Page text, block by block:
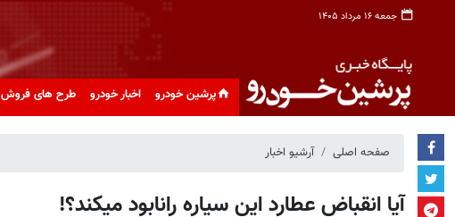
جمعه ۱۶ مرداد ۱۴۰۵
پرشین خودرو اخبار خودرو طرح های فروش
صفحه اصلی آرشیو اخبار
آیا انقباض عطارد این سیاره رانابود میکند؟!